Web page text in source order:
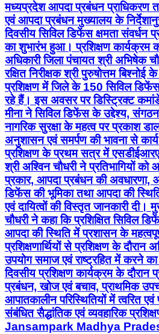
मध्यप्रदेश आपदा प्रबंधन प्राधिकरण
एवं आपदा प्रबंधन मुख्यालय के
दिवसीय सिविल डिफेंस क्षमता संवर्धन
का शुभारंभ हुआ। प्रशिक्षण कार्यक्रम
अधिकारी जिला पंचायत श्री अभिषेक
रक्षित निरीक्षक श्री पुरुषोत्तम
प्रशिक्षण में जिले के 150 सिविल
रहे हैं। इस अवसर पर डिस्ट्रिक्ट
मीना ने सिविल डिफेंस के उद्देश्य,
नागरिक सुरक्षा के महत्व पर प्रकाश
अनुशासन एवं समर्पण की भावना से
प्रशिक्षण के प्रथम सत्र में
श्री अश्विन चौधरी ने प्रतिभागियों
प्रकार, आपदा प्रबंधन की अवधारणा,
डिफेंस की भूमिका तथा आपदा की
एवं दायित्वों की विस्तृत जानकारी
चौधरी ने कहा कि प्रशिक्षित सिविल
आपदा की स्थिति में प्रशासन के
प्रशिक्षणार्थियों से प्रशिक्षण के दौरान
उपयोग समाज एवं राष्ट्रहित में करने
दिवसीय प्रशिक्षण कार्यक्रम के दौरान
प्रबंधन, खोज एवं बचाव, प्राथमिक
आपातकालीन परिस्थितियों में त्वरित एवं
संबंधित सैद्धांतिक एवं व्यवहारिक
Jansampark Madhya